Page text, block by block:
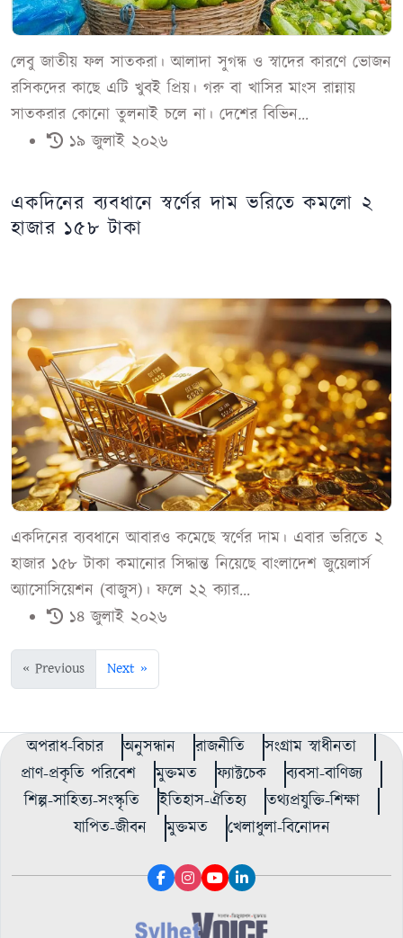
লেবু জাতীয় ফল সাতকরা। আলাদা সুগন্ধ ও স্বাদের কারণে ভোজন
রসিকদের কাছে এটি খুবই প্রিয়। গরু বা খাসির মাংস রান্নায়
সাতকরার কোনো তুলনাই চলে না। দেশের বিভিন...
১৯ জুলাই ২০২৬
একদিনের ব্যবধানে স্বর্ণের দাম ভরিতে কমলো ২
হাজার ১৫৮ টাকা
একদিনের ব্যবধানে আবারও কমেছে স্বর্ণের দাম। এবার ভরিতে ২
হাজার ১৫৮ টাকা কমানোর সিদ্ধান্ত নিয়েছে বাংলাদেশ জুয়েলার্স
অ্যাসোসিয়েশন (বাজুস)। ফলে ২২ ক্যার...
১৪ জুলাই ২০২৬
« Previous Next »
অপরাধ-বিচার অনুসন্ধান রাজনীতি
সংগ্রাম স্বাধীনতা
প্রাণ-প্রকৃতি পরিবেশ
মুক্তমত ফ্যাক্টচেক
ব্যবসা-বাণিজ্য
শিল্প-সাহিত্য-সংস্কৃতি
ইতিহাস-ঐতিহ্য
তথ্যপ্রযুক্তি-শিক্ষা
যাপিত-জীবন
মুক্তমত খেলাধুলা-বিনোদন